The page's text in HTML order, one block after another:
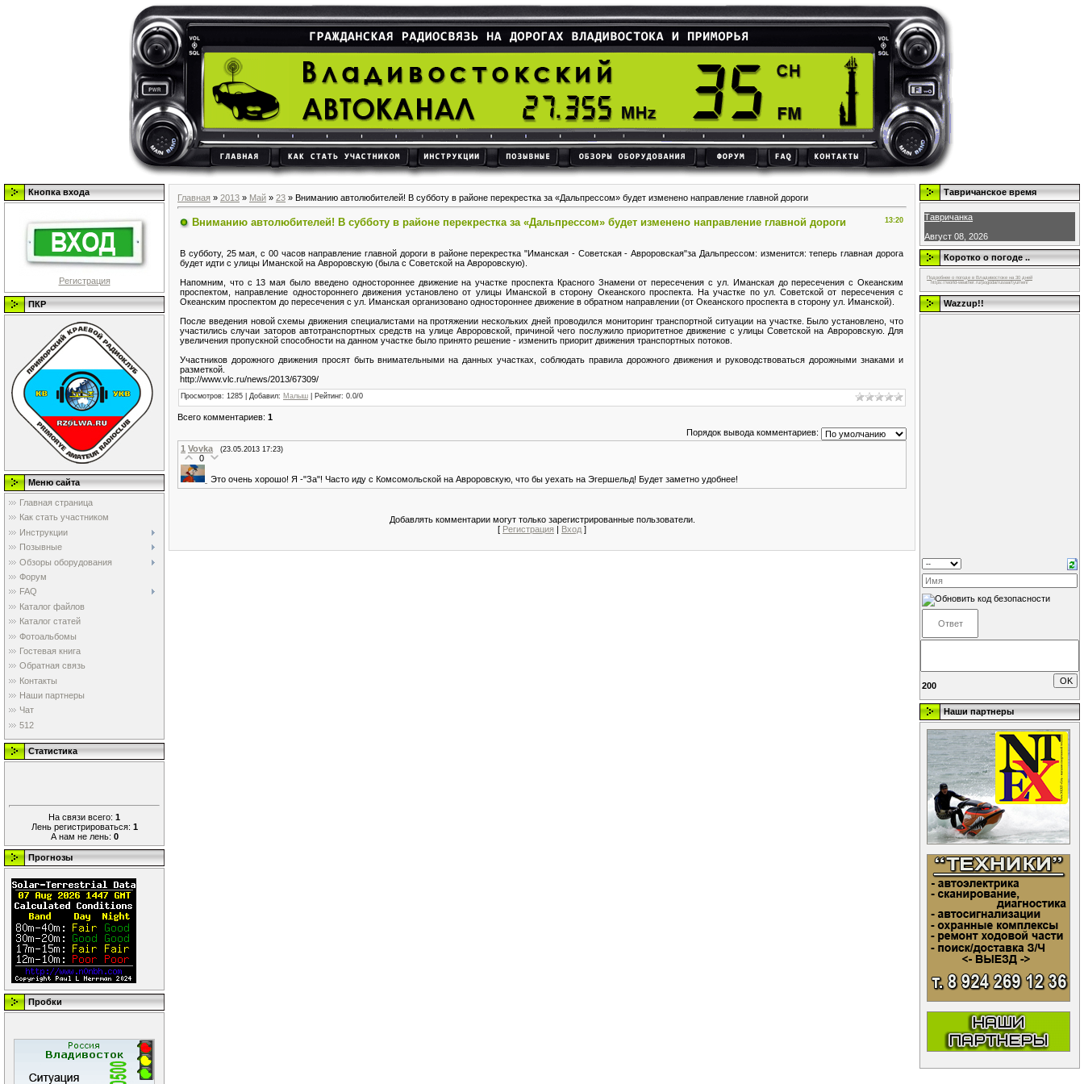
Кнопка входа
Регистрация
ПКР
Меню сайта
Главная страница
Как стать участником
Инструкции
Позывные
Обзоры оборудования
Форум
FAQ
Каталог файлов
Каталог статей
Фотоальбомы
Гостевая книга
Обратная связь
Контакты
Наши партнеры
Чат
512
Статистика
На связи всего: 1
Лень регистрироваться: 1
А нам не лень: 0
Прогнозы
Пробки
Главная » 2013 » Май » 23 » Вниманию автолюбителей! В субботу в районе перекрестка за «Дальпрессом» будет изменено направление главной дороги
13:20
Вниманию автолюбителей! В субботу в районе перекрестка за «Дальпрессом» будет изменено направление главной дороги
В субботу, 25 мая, с 00 часов направление главной дороги в районе перекрестка "Иманская - Советская - Авроровская"за Дальпрессом: изменится: теперь главная дорога
будет идти с улицы Иманской на Авроровскую (была с Советской на Авроровскую).
Напомним, что с 13 мая было введено одностороннее движение на участке проспекта Красного Знамени от пересечения с ул. Иманская до пересечения с Океанским
проспектом, направление одностороннего движения установлено от улицы Иманской в сторону Океанского проспекта. На участке по ул. Советской от пересечения с
Океанским проспектом до пересечения с ул. Иманская организовано одностороннее движение в обратном направлении (от Океанского проспекта в сторону ул. Иманской).
После введения новой схемы движения специалистами на протяжении нескольких дней проводился мониторинг транспортной ситуации на участке. Было установлено, что
участились случаи заторов автотранспортных средств на улице Авроровской, причиной чего послужило приоритетное движение с улицы Советской на Авроровскую. Для
увеличения пропускной способности на данном участке было принято решение - изменить приорит движения транспортных потоков.
Участников дорожного движения просят быть внимательными на данных участках, соблюдать правила дорожного движения и руководствоваться дорожными знаками и
разметкой.
http://www.vlc.ru/news/2013/67309/
Просмотров: 1285 | Добавил: Малыш Рейтинг: 0.0/0
Всего комментариев: 1
Порядок вывода комментариев:
1 Vovka (23.05.2013 17:23)
0
Это очень хорошо! Я -"За"! Часто иду с Комсомольской на Авроровскую, что бы уехать на Эгершельд! Будет заметно удобнее!
Добавлять комментарии могут только зарегистрированные пользователи.
[ Регистрация | Вход ]
Тавричанское время
Тавричанка
Август 08, 2026
Коротко о погоде ..
Подробнее о погоде в Владивостоке на 30 дней
https://world-weather.ru/pogoda/russia/tyumen/
Wazzup!!
200
Наши партнеры